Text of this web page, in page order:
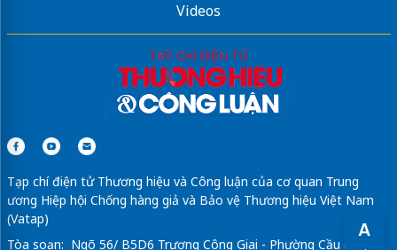
A
Videos
Tạp chí điện tử Thương hiệu và Công luận của cơ quan Trung
ương Hiệp hội Chống hàng giả và Bảo vệ Thương hiệu Việt Nam
(Vatap)
Tòa soạn: Ngõ 56/ B5D6 Trương Công Giai - Phường Cầu Giấy -